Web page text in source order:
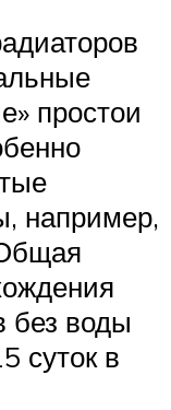
простои
например,
без воды
суток в